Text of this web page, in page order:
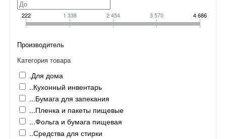
222 1 338 2 454 3 570 4 686
Производитель
Категория товара
.Для дома
..Кухонный инвентарь
...Бумага для запекания
...Пленка и пакеты пищевые
...Фольга и бумага пищевая
..Средства для стирки